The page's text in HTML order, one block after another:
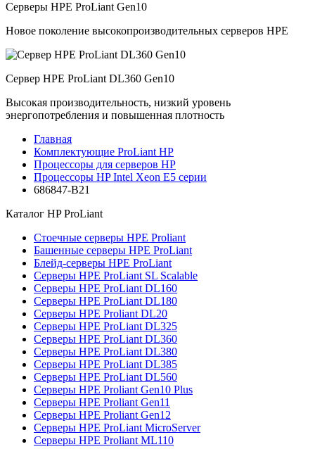
Серверы HPE ProLiant Gen10
Новое поколение высокопроизводительных серверов HPE
Сервер HPE ProLiant DL360 Gen10
Высокая производительность, низкий уровень
энергопотребления и повышенная плотность
Главная
Комплектующие ProLiant HP
Процессоры для серверов HP
Процессоры HP Intel Xeon E5 серии
686847-B21
Каталог HP ProLiant
Стоечные серверы HPE Proliant
Башенные серверы HPE ProLiant
Блейд-серверы HPE ProLiant
Серверы HPE ProLiant SL Scalable
Серверы HPE ProLiant DL160
Серверы HPE ProLiant DL180
Серверы HPE Proliant DL20
Серверы HPE ProLiant DL325
Серверы HPE ProLiant DL360
Серверы HPE ProLiant DL380
Серверы HPE ProLiant DL385
Серверы HPE ProLiant DL560
Серверы HPE Proliant Gen10 Plus
Серверы HPE Proliant Gen11
Серверы HPE Proliant Gen12
Серверы HPE ProLiant MicroServer
Серверы HPE Proliant ML110